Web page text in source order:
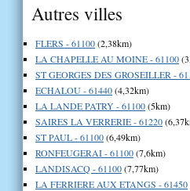
Autres villes
FLERS - 61100(2,38km)
LA CHAPELLE AU MOINE - 61100
ST GEORGES DES GROSEILLER -
ECHALOU - 61440(4,32km)
LA LANDE PATRY - 61100(5km)
SAIRES LA VERRERIE - 61220
ST PAUL - 61100(6,49km)
RONFEUGERAI - 61100(7,6km)
LANDISACQ - 61100(7,77km)
LA FERRIERE AUX ETANGS - 61450